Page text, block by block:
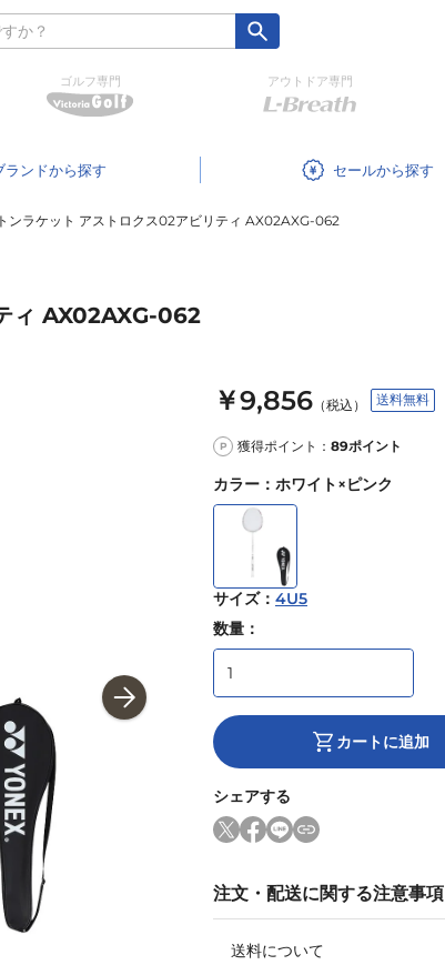
ゴルフ専門 アウトドア専門
ランド セール
ンラケット アストロクス02アビリティ AX02AXG-062
ィ AX02AXG-062
￥9,856 （税込） 送料無料
P 獲得ポイント： 89ポイント
カラー ： ホワイト×ピンク
サイズ： 4U5
数量：
カートに追加
シェアする
注文・配送に関する注意事項
送料について